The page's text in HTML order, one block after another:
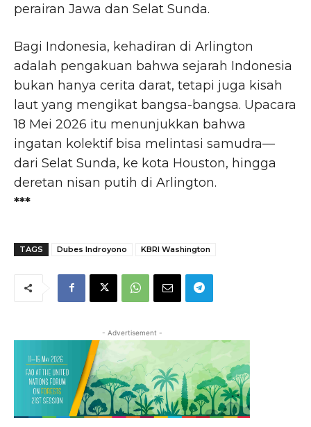
perairan Jawa dan Selat Sunda.
Bagi Indonesia, kehadiran di Arlington
adalah pengakuan bahwa sejarah Indonesia
bukan hanya cerita darat, tetapi juga kisah
laut yang mengikat bangsa-bangsa. Upacara
18 Mei 2026 itu menunjukkan bahwa
ingatan kolektif bisa melintasi samudra—
dari Selat Sunda, ke kota Houston, hingga
deretan nisan putih di Arlington.
***
TAGS Dubes Indroyono KBRI Washington
- Advertisement -